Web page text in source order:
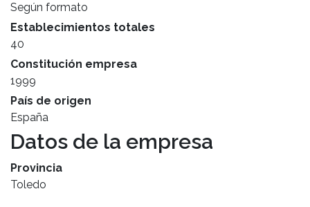
Según formato
Establecimientos totales
40
Constitución empresa
1999
País de origen
España
Datos de la empresa
Provincia
Toledo